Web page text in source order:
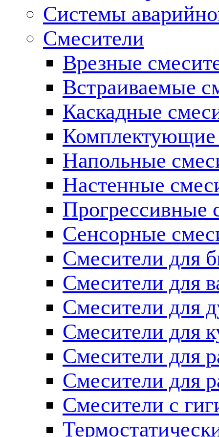
Системы
Смесители
Врезные
Встраиваемые
Каскадные
Комплектующие
Напольные
Настенные
Прогрессивные
Сенсорные
Смесители для
Смесители для
Смесители для
Смесители для
Смесители для
Смесители для
Смесители с